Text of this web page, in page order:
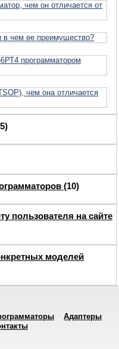
чем он отличается от
в чем ее преимущество?
программатором
чем она отличается
(10)
пользователя на сайте
моделей
Адаптеры